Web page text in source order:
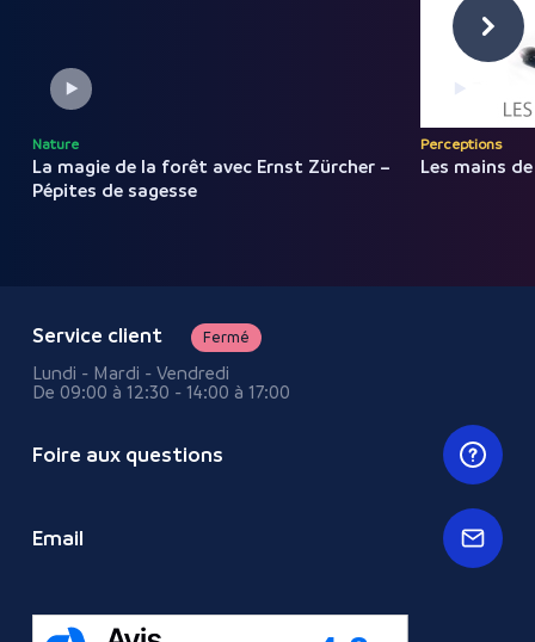
Nature
La magie de la forêt avec Ernst Zürcher –
Pépites de sagesse
Perceptions
Les mains
Service client Fermé
Lundi - Mardi - Vendredi
De 09:00 à 12:30 - 14:00 à 17:00
Foire aux questions
Email